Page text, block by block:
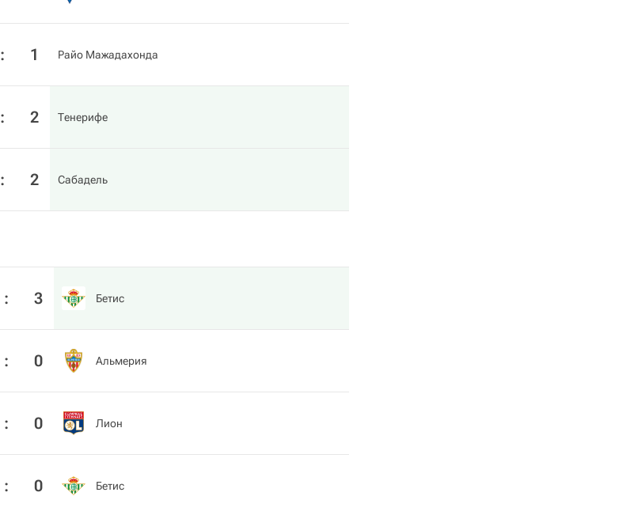
: 1 Райо Мажадахонда
: 2 Тенерифе
: 2 Сабадель
: 3 Бетис
: 0 Альмерия
: 0 Лион
: 0 Бетис